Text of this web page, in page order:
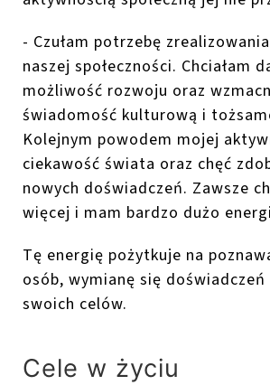
- Czułam potrzebę
naszej społeczności. Chciałam
możliwość rozwoju oraz
świadomość kulturową i
Kolejnym powodem mojej
ciekawość świata oraz chęć
nowych doświadczeń. Zawsze
więcej i mam bardzo dużo
Tę energię pożytkuje na
osób, wymianę się
swoich celów.
Cele w życiu